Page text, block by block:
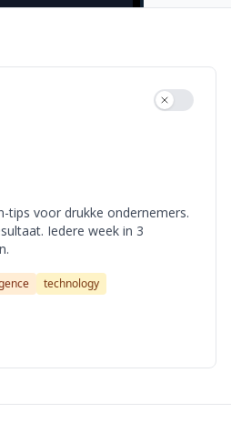
tips voor drukke ondernemers.
Iedere week in 3
technology
Use